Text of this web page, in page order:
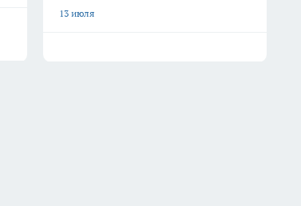
13 июля